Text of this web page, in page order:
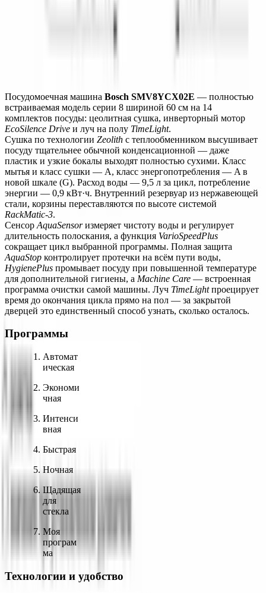
ДОПОЛНИТЕЛЬНЫЕ ФУНКЦИИ
ТЕХНИЧЕСКИЕ ХАРАКТЕРИСТИКИ
Посудомоечная машина Bosch SMV8YCX02E — полностью
встраиваемая модель серии 8 шириной 60 см на 14
EcoSilence Drive и луч на полу TimeLight.
Сушка по технологии Zeolith с теплообменником высушивает
посуду тщательнее обычной конденсационной — даже
пластик и узкие бокалы выходят полностью сухими. Класс
мытья и класс сушки — A, класс энергопотребления — A в
новой шкале (G). Расход воды — 9,5 л за цикл, потребление
энергии — 0,9 кВт·ч. Внутренний резервуар из нержавеющей
RackMatic-3.
Сенсор AquaSensor измеряет чистоту воды и регулирует
длительность полоскания, а функция VarioSpeedPlus
AquaStop
HygienePlus промывает посуду при повышенной температуре
для дополнительной гигиены, а Machine Care — встроенная
программа очистки самой машины. Луч TimeLight проецирует
время до окончания цикла прямо на пол — за закрытой
дверцей это единственный способ узнать, сколько осталось.
Программы
Автомат
ическая
Экономи
чная
Интенси
вная
Быстрая
Ночная
Щадящая
для
стекла
Моя
програм
ма
Технологии и удобство